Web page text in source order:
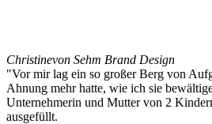
Christinevon Sehm Brand Design
"Vor mir lag ein so großer Berg von
Ahnung mehr hatte, wie ich sie
Unternehmerin und Mutter von 2
ausgefüllt.